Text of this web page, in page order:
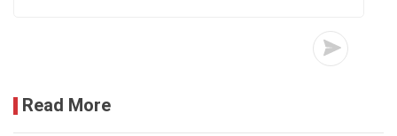
Read More